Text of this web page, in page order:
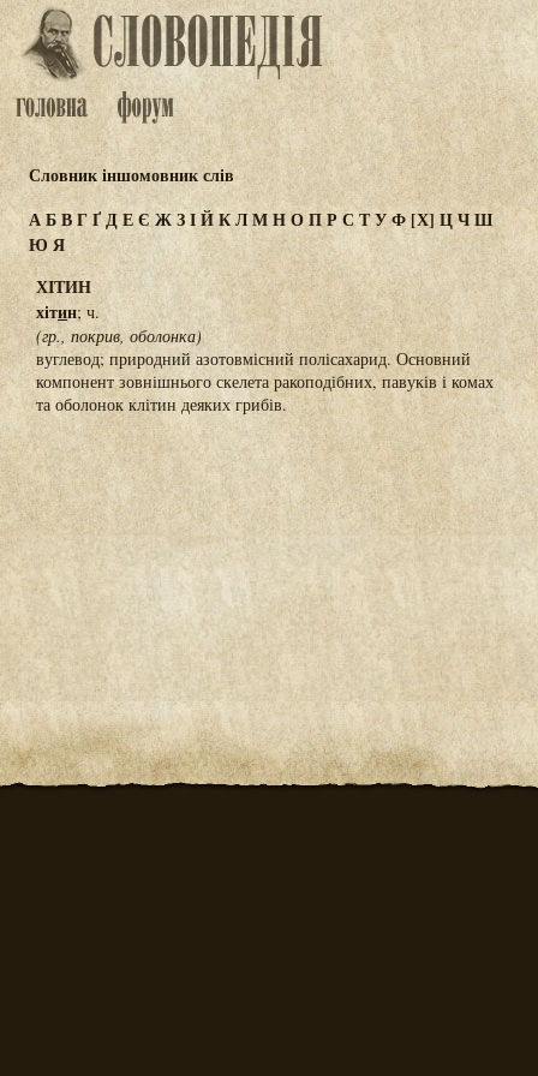
Словник іншомовник слів
АБВГҐДЕЄ ЖЗІЙКЛМНОПР СТУФ[Х] ЦЧШ
Ю Я
ХІТИН
хітин; ч.
(гр., покрив, оболонка)
вуглевод; природний азотовмісний полісахарид. Основний
компонент зовнішнього скелета ракоподібних, павуків і комах
та оболонок клітин деяких грибів.